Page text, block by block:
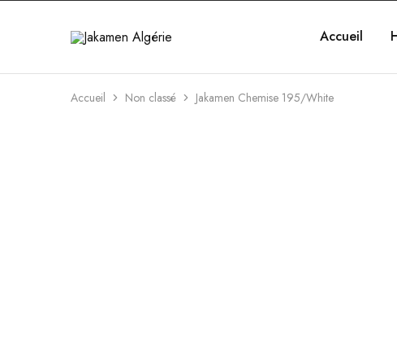
Jakamen Accueil
Accueil Non classé Jakamen Chemise 195/White